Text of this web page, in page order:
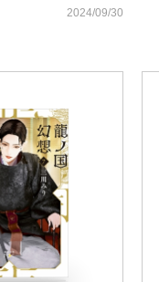
2024/09/30